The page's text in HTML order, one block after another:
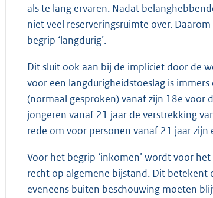
als te lang ervaren. Nadat
niet veel reserveringsruimte over.
begrip ‘langdurig’.
Dit sluit ook aan bij de impliciet door de
voor een langdurigheidstoeslag is
(normaal gesproken) vanaf zijn 18e voor
jongeren vanaf 21 jaar de verstrekking
rede om voor personen vanaf 21 jaar
Voor het begrip ‘inkomen’ wordt voor
recht op algemene bijstand. Dit
eveneens buiten beschouwing moeten